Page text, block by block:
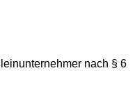
nach § 6